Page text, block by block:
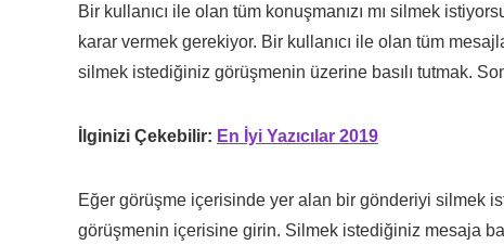
Bir kullanıcı ile olan tüm konuşmanızı mı silmek
karar vermek gerekiyor. Bir kullanıcı ile olan tüm
silmek istediğiniz görüşmenin üzerine basılı tutmak.
İlginizi Çekebilir: En İyi Yazıcılar 2019
Eğer görüşme içerisinde yer alan bir gönderiyi silmek
görüşmenin içerisine girin. Silmek istediğiniz mesaja